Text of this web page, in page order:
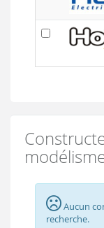
Aucun
recherche.